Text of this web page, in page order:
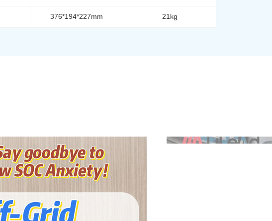
376*194*227mm 21kg